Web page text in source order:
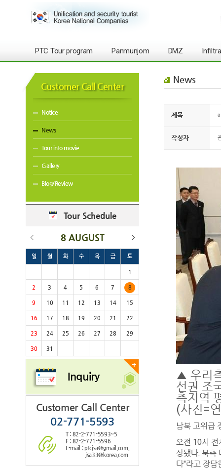
PTC Tour program Panmunjom DMZ
Customer Call Center
Notice
News
Tour into movie
Gallery
Blog/Review
Tour Schedule
8 AUGUST
일 월 화 수 목 금 토
1
2 3 4 5 6 7 8
9 10 11 12 13 14 15
16 17 18 19 20 21 22
23 24 25 26 27 28 29
30 31
+
Inquiry
Customer Call Center
02-771-5593
T : 82-2-771-5593~5
F : 82-2-771-5596
E-mail : ptcjsa@gmail.com,
jsa33@korea.com
News
제목
작성자
▲ 우리
선권 조
측지역
(사진=
남북 고위급
오전 10시 전
상됐다. 북측
다"라고 장담